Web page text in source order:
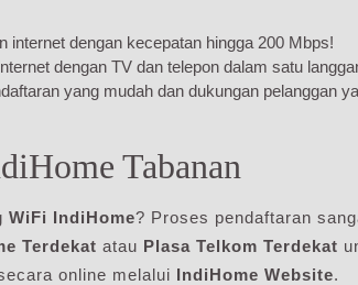
internet dengan kecepatan hingga 200 Mbps!
dengan TV dan telepon dalam satu
yang mudah dan dukungan pelanggan
Tabanan
WiFi IndiHome? Proses pendaftaran
Terdekat atau Plasa Telkom Terdekat
online melalui IndiHome Website.